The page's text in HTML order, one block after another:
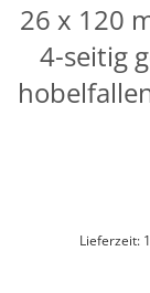
26 x 120
4-seitig
Lieferzeit: